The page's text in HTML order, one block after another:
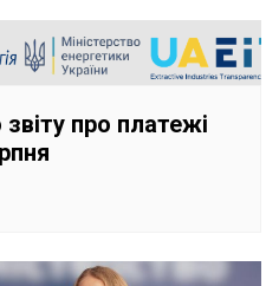
про платежі